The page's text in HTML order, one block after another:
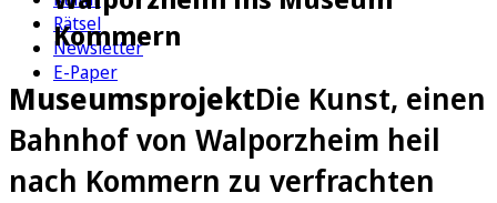
Rätsel
Newsletter
E-Paper
Kommern
MuseumsprojektDie Kunst, einen
Bahnhof von Walporzheim heil
nach Kommern zu verfrachten